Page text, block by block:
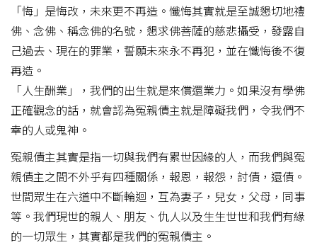
「悔」是悔改，未來更不再造。懺悔其實就是至誠懇切地禮
佛、念佛、稱念佛的名號，懇求佛菩薩的慈悲攝受，發露自
己過去、現在的罪業，誓願未來永不再犯，並在懺悔後不復
再造。
「人生酬業」，我們的出生就是來償還業力。如果沒有學佛
正確觀念的話，就會認為冤親債主就是障礙我們，令我們不
幸的人或鬼神。
冤親債主其實是指一切與我們有累世因緣的人，而我們與冤
親債主之間不外乎有四種關係，報恩，報怨，討債，還債。
世間眾生在六道中不斷輪迴，互為妻子，兒女，父母，同事
等。我們現世的親人、朋友、仇人以及生生世世和我們有緣
的一切眾生，其實都是我們的冤親債主。